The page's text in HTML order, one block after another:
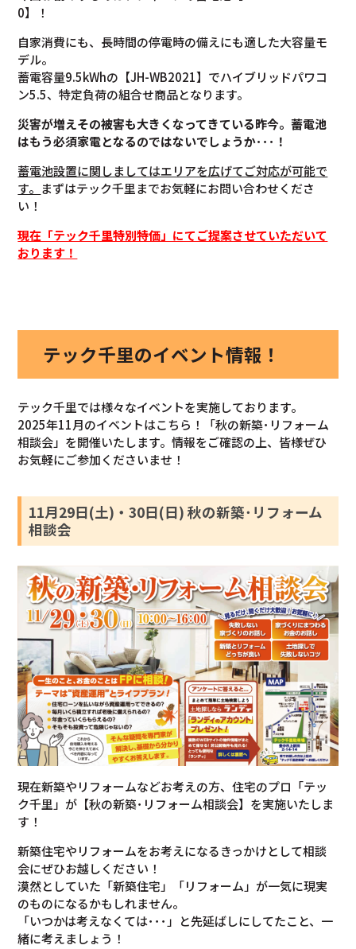
0】！
自家消費にも、長時間の停電時の備えにも適した大容量モ
デル。
蓄電容量9.5kWhの【JH-WB2021】でハイブリッドパワコ
ン5.5、特定負荷の組合せ商品となります。
災害が増えその被害も大きくなってきている昨今。蓄電池
はもう必須家電となるのではないでしょうか･･･！
蓄電池設置に関しましてはエリアを広げてご対応が可能で
す。 まずはテック千里までお気軽にお問い合わせくださ
い！
現在「テック千里特別特価」にてご提案させていただいて
おります！
テック千里のイベント情報！
テック千里では様々なイベントを実施しております。
2025年11月のイベントはこちら！「秋の新築･リフォーム
相談会」を開催いたします。情報をご確認の上、皆様ぜひ
お気軽にご参加くださいませ！
11月29日(土)・30日(日) 秋の新築･リフォーム
相談会
現在新築やリフォームなどお考えの方、住宅のプロ「テッ
ク千里」が【秋の新築･リフォーム相談会】を実施いたしま
す！
新築住宅やリフォームをお考えになるきっかけとして相談
会にぜひお越しください！
漠然としていた「新築住宅」「リフォーム」が一気に現実
のものになるかもしれません。
「いつかは考えなくては･･･」と先延ばしにしてたこと、一
緒に考えましょう！